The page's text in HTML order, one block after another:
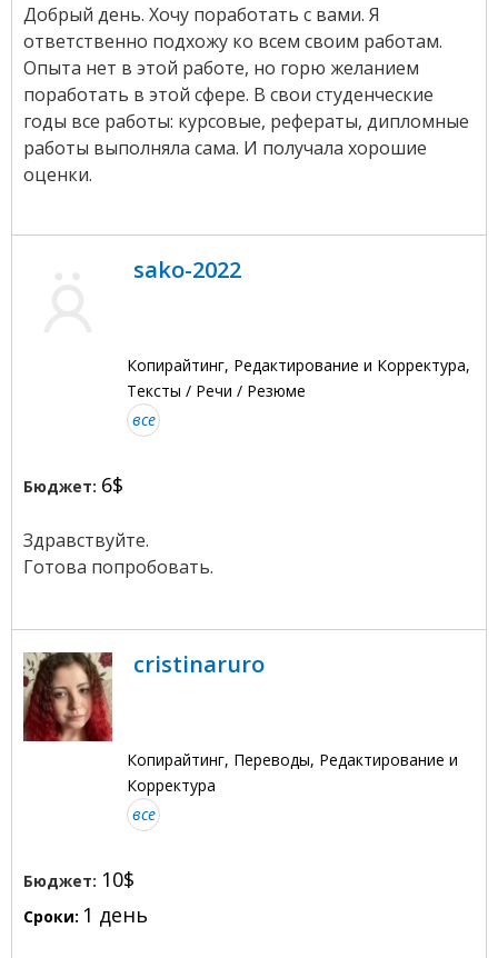
Добрый день. Хочу поработать с вами. Я
ответственно подхожу ко всем своим работам.
Опыта нет в этой работе, но горю желанием
поработать в этой сфере. В свои студенческие
годы все работы: курсовые, рефераты, дипломные
работы выполняла сама. И получала хорошие
оценки.
sako-2022
Копирайтинг, Редактирование и Корректура,
Тексты / Речи / Резюме
все
Бюджет: 6$
Здравствуйте.
Готова попробовать.
cristinaruro
Копирайтинг, Переводы, Редактирование и
Корректура
все
Бюджет: 10$
Сроки: 1 день